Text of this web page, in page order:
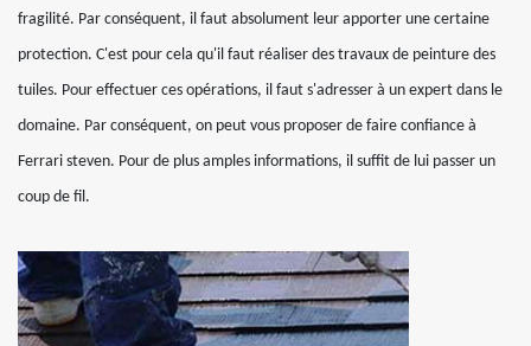
fragilité. Par conséquent, il faut absolument leur apporter une certaine
protection. C'est pour cela qu'il faut réaliser des travaux de peinture des
tuiles. Pour effectuer ces opérations, il faut s'adresser à un expert dans le
domaine. Par conséquent, on peut vous proposer de faire confiance à
Ferrari steven. Pour de plus amples informations, il suffit de lui passer un
coup de fil.